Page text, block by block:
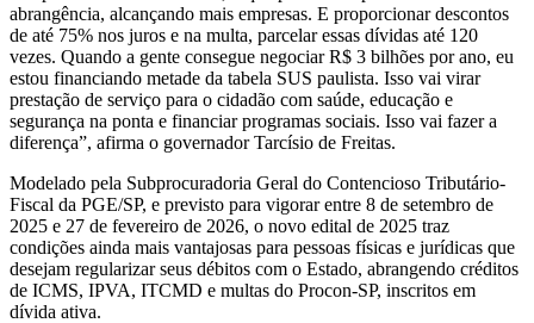
abrangência, alcançando mais empresas. E proporcionar descontos
de até 75% nos juros e na multa, parcelar essas dívidas até 120
vezes. Quando a gente consegue negociar R$ 3 bilhões por ano, eu
estou financiando metade da tabela SUS paulista. Isso vai virar
prestação de serviço para o cidadão com saúde, educação e
segurança na ponta e financiar programas sociais. Isso vai fazer a
diferença”, afirma o governador Tarcísio de Freitas.
Modelado pela Subprocuradoria Geral do Contencioso Tributário-
Fiscal da PGE/SP, e previsto para vigorar entre 8 de setembro de
2025 e 27 de fevereiro de 2026, o novo edital de 2025 traz
condições ainda mais vantajosas para pessoas físicas e jurídicas que
desejam regularizar seus débitos com o Estado, abrangendo créditos
de ICMS, IPVA, ITCMD e multas do Procon-SP, inscritos em
dívida ativa.